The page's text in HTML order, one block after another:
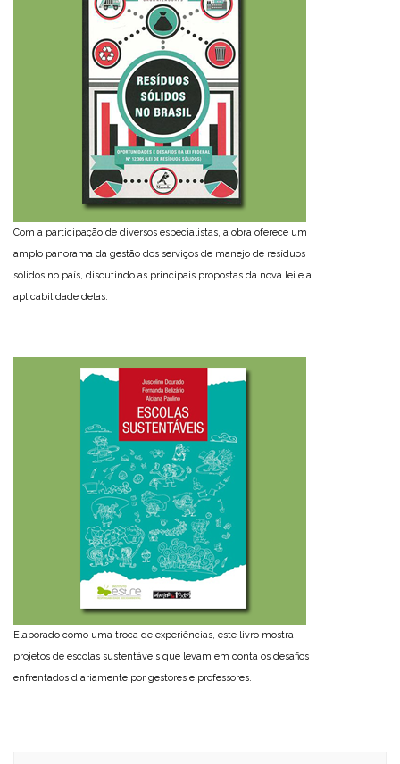
Com a participação de diversos especialistas, a obra oferece um
amplo panorama da gestão dos serviços de manejo de resíduos
sólidos no país, discutindo as principais propostas da nova lei e a
aplicabilidade delas.
Elaborado como uma troca de experiências, este livro mostra
projetos de escolas sustentáveis que levam em conta os desafios
enfrentados diariamente por gestores e professores.